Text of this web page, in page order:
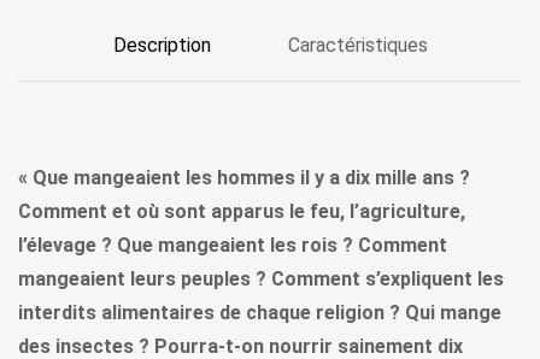
Description Caractéristiques
« Que mangeaient les hommes il y a dix mille ans ?
Comment et où sont apparus le feu, l’agriculture,
l’élevage ? Que mangeaient les rois ? Comment
mangeaient leurs peuples ? Comment s’expliquent les
interdits alimentaires de chaque religion ? Qui mange
des insectes ? Pourra-t-on nourrir sainement dix